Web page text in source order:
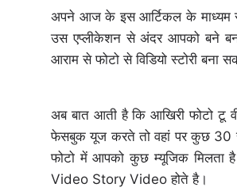
अपने आज के इस आर्टिकल के माध्यम
उस एप्लीकेशन से अंदर आपको बने
आराम से फोटो से विडियो स्टोरी बना
अब बात आती है कि आखिरी फोटो टू
फेसबुक यूज करते तो वहां पर कुछ 30
फोटो में आपको कुछ म्यूजिक
Video Story Video होते है।